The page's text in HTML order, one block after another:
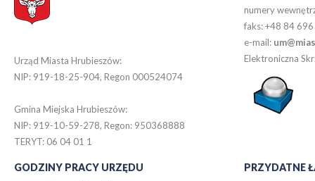
Urząd Miasta Hrubieszów:
NIP: 919-18-25-904, Regon 000524074
Gmina Miejska Hrubieszów:
NIP: 919-10-59-278, Regon: 950368888
TERYT: 06 04 01 1
numery
faks: +48 84
e-mail:
Elektroniczna
GODZINY PRACY URZĘDU PRZYDATNE